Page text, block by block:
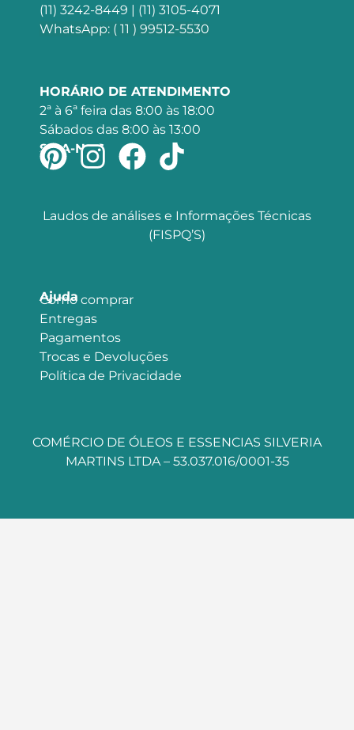
(11) 3242-8449 | (11) 3105-4071
WhatsApp: ( 11 ) 99512-5530
HORÁRIO DE ATENDIMENTO
2ª à 6ª feira das 8:00 às 18:00
Sábados das 8:00 às 13:00
SIGA-NOS
Laudos de análises e Informações Técnicas
(FISPQ’S)
Ajuda
Como comprar
Entregas
Pagamentos
Trocas e Devoluções
Política de Privacidade
COMÉRCIO DE ÓLEOS E ESSENCIAS SILVERIA
MARTINS LTDA – 53.037.016/0001-35